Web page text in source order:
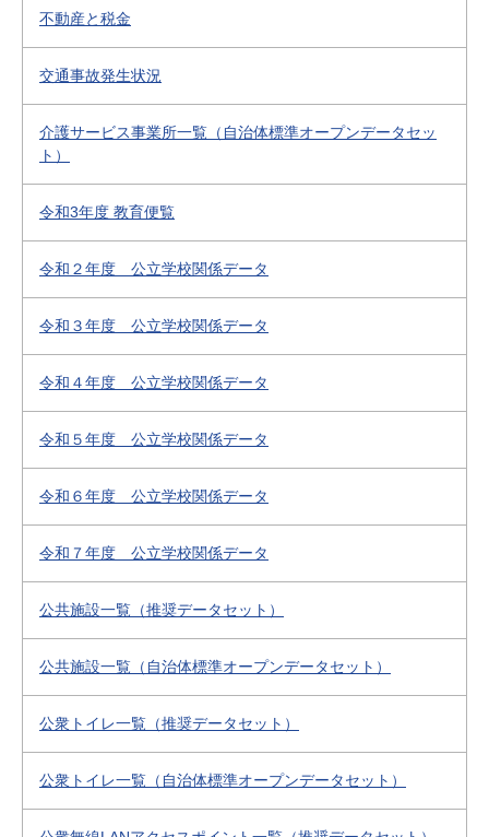
不動産と税金
交通事故発生状況
介護サービス事業所一覧（自治体標準オープンデータセッ
ト）
令和3年度 教育便覧
令和２年度 公立学校関係データ
令和３年度 公立学校関係データ
令和４年度 公立学校関係データ
令和５年度 公立学校関係データ
令和６年度 公立学校関係データ
令和７年度 公立学校関係データ
公共施設一覧（推奨データセット）
公共施設一覧（自治体標準オープンデータセット）
公衆トイレ一覧（推奨データセット）
公衆トイレ一覧（自治体標準オープンデータセット）